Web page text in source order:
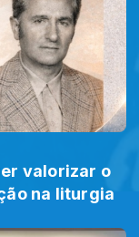
valorizar o
na liturgia